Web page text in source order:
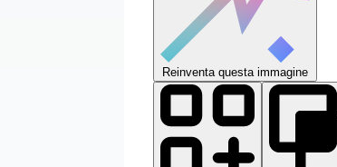
Reinventa questa immagine